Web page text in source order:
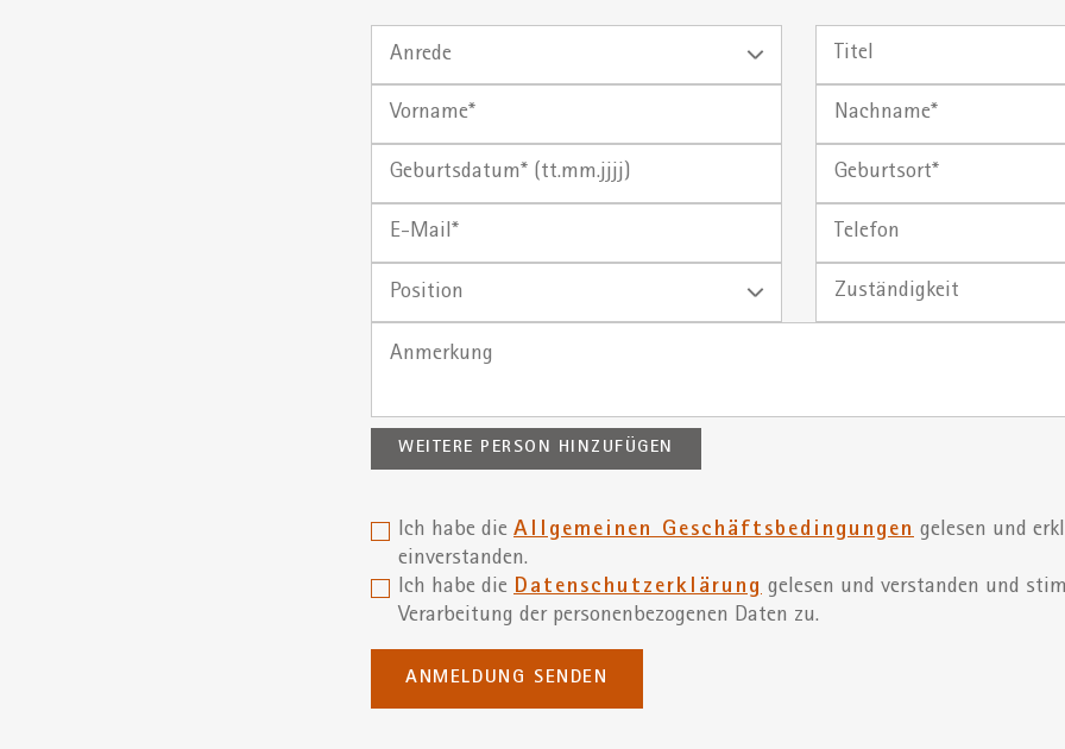
Geburtsdatum*
Mail
Zuständigkeit
WEITERE PERSON HINZUFÜGEN
Ich habe die Allgemeinen Geschäftsbedingungen gelesen und
einverstanden.
Ich habe die Datenschutzerklärung gelesen und verstanden und
Verarbeitung der personenbezogenen Daten zu.
ANMELDUNG SENDEN